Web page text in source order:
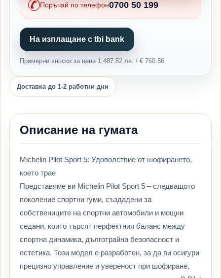
Поръчай по телефон0700 50 199
На изплащане с tbi bank
Примерни вноски за цена 1,487.52 лв. / € 760.56
Доставка до 1-2 работни дни
Описание на гумата
Michelin Pilot Sport 5: Удоволствие от шофирането,
което трае
Представяме ви Michelin Pilot Sport 5 – следващото
поколение спортни гуми, създадени за
собствениците на спортни автомобили и мощни
седани, които търсят перфектния баланс между
спортна динамика, дълготрайна безопасност и
естетика. Този модел е разработен, за да ви осигури
прецизно управление и увереност при шофиране,